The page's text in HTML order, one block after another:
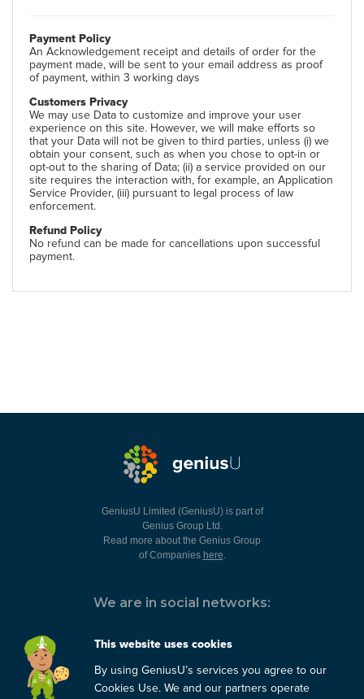
Payment Policy
An Acknowledgement receipt and details of order for the
payment made, will be sent to your email address as proof
of payment, within 3 working days
Customers Privacy
We may use Data to customize and improve your user
experience on this site. However, we will make efforts so
that your Data will not be given to third parties, unless (i) we
obtain your consent, such as when you chose to opt-in or
opt-out to the sharing of Data; (ii) a service provided on our
site requires the interaction with, for example, an Application
Service Provider, (iii) pursuant to legal process of law
enforcement.
Refund Policy
No refund can be made for cancellations upon successful
payment.
GeniusU Limited (GeniusU) is part of
Genius Group Ltd.
Read more about the Genius Group
of Companies here.
We are in social networks:
You can always contact us:
This website uses cookies
By using GeniusU’s services you agree to our
Cookies Use. We and our partners operate